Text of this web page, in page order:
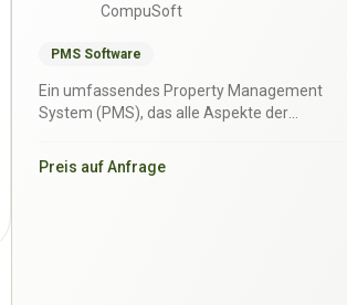
CompuSoft
PMS Software
Ein umfassendes Property Management
System (PMS), das alle Aspekte der
Preis auf Anfrage